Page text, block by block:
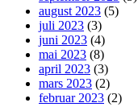
august 2023 (5)
juli 2023 (3)
juni 2023 (4)
mai 2023 (8)
april 2023 (3)
mars 2023 (2)
februar 2023 (2)